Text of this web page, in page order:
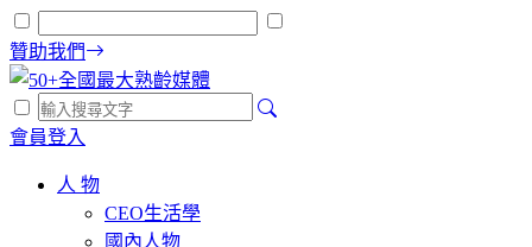
贊助我們
會員登入
人 物
CEO生活學
國內人物